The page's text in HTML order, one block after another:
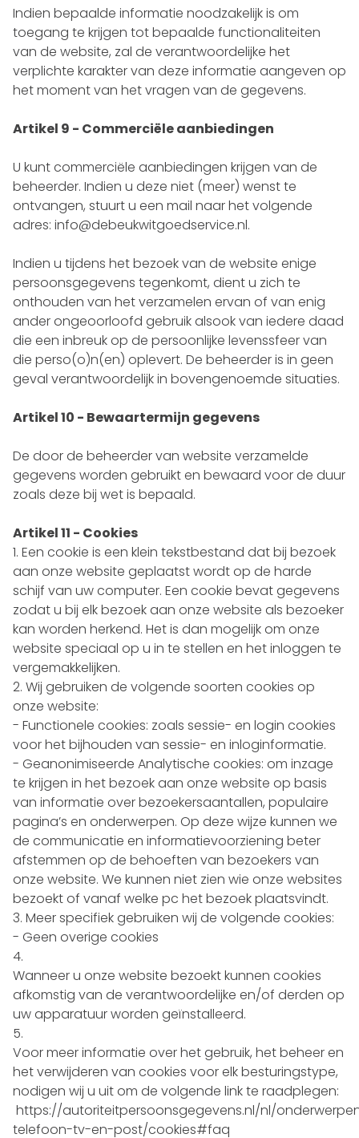
Indien bepaalde informatie noodzakelijk is om
toegang te krijgen tot bepaalde functionaliteiten
van de website, zal de verantwoordelijke het
verplichte karakter van deze informatie aangeven op
het moment van het vragen van de gegevens.
Artikel 9 - Commerciële aanbiedingen
U kunt commerciële aanbiedingen krijgen van de
beheerder. Indien u deze niet (meer) wenst te
ontvangen, stuurt u een mail naar het volgende
adres: info@debeukwitgoedservice.nl.
Indien u tijdens het bezoek van de website enige
persoonsgegevens tegenkomt, dient u zich te
onthouden van het verzamelen ervan of van enig
ander ongeoorloofd gebruik alsook van iedere daad
die een inbreuk op de persoonlijke levenssfeer van
die perso(o)n(en) oplevert. De beheerder is in geen
geval verantwoordelijk in bovengenoemde situaties.
Artikel 10 - Bewaartermijn gegevens
De door de beheerder van website verzamelde
gegevens worden gebruikt en bewaard voor de duur
zoals deze bij wet is bepaald.
Artikel 11 - Cookies
Een cookie is een klein tekstbestand dat bij bezoek
aan onze website geplaatst wordt op de harde
schijf van uw computer. Een cookie bevat gegevens
zodat u bij elk bezoek aan onze website als bezoeker
kan worden herkend. Het is dan mogelijk om onze
website speciaal op u in te stellen en het inloggen te
vergemakkelijken.
Wij gebruiken de volgende soorten cookies op
onze website:
- Functionele cookies: zoals sessie- en login cookies
voor het bijhouden van sessie- en inloginformatie.
- Geanonimiseerde Analytische cookies: om inzage
te krijgen in het bezoek aan onze website op basis
van informatie over bezoekersaantallen, populaire
pagina’s en onderwerpen. Op deze wijze kunnen we
de communicatie en informatievoorziening beter
afstemmen op de behoeften van bezoekers van
onze website. We kunnen niet zien wie onze websites
bezoekt of vanaf welke pc het bezoek plaatsvindt.
Meer specifiek gebruiken wij de volgende cookies:
- Geen overige cookies
Wanneer u onze website bezoekt kunnen cookies
afkomstig van de verantwoordelijke en/of derden op
uw apparatuur worden geïnstalleerd.
Voor meer informatie over het gebruik, het beheer en
het verwijderen van cookies voor elk besturingstype,
nodigen wij u uit om de volgende link te raadplegen:
https://autoriteitpersoonsgegevens.nl/nl/
telefoon-tv-en-post/cookies#faq